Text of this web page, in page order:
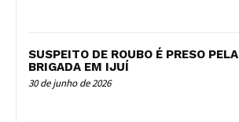
SUSPEITO DE ROUBO É PRESO PELA
BRIGADA EM IJUÍ
30 de junho de 2026